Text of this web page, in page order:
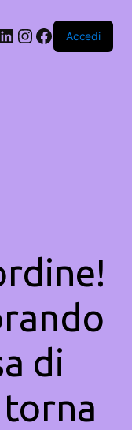
LinkedIn
Instagram
Facebook
Accedi
di